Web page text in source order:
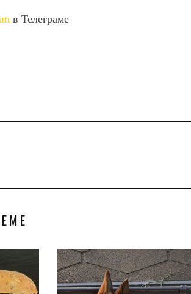
в Телеграме
В 2028 ГОДУ ENI НАЧНЕТ
ДОБЫЧУ ГАЗА НА
МЕСТОРОЖДЕНИИ KRONOS